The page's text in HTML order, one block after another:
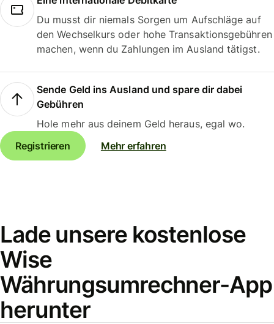
Du musst dir niemals Sorgen um Aufschläge auf
den Wechselkurs oder hohe Transaktionsgebühren
machen, wenn du Zahlungen im Ausland tätigst.
Sende Geld ins Ausland und spare dir dabei
Gebühren
Hole mehr aus deinem Geld heraus, egal wo.
Registrieren
Mehr erfahren
Lade unsere kostenlose
Wise
Währungsumrechner-App
herunter